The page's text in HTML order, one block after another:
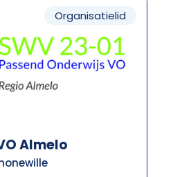
Organisatielid
Almelo